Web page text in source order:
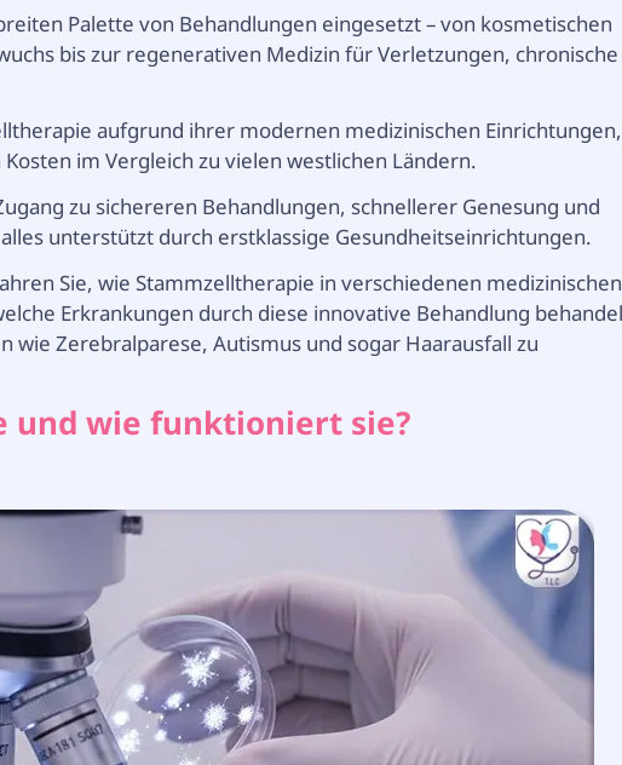
Palette von Behandlungen eingesetzt – von kosmetischen
bis zur regenerativen Medizin für Verletzungen, chronische
aufgrund ihrer modernen medizinischen Einrichtungen,
im Vergleich zu vielen westlichen Ländern.
zu sichereren Behandlungen, schnellerer Genesung und
unterstützt durch erstklassige Gesundheitseinrichtungen.
Sie, wie Stammzelltherapie in verschiedenen medizinischen
Erkrankungen durch diese innovative Behandlung
wie Zerebralparese, Autismus und sogar Haarausfall zu
und wie funktioniert sie?